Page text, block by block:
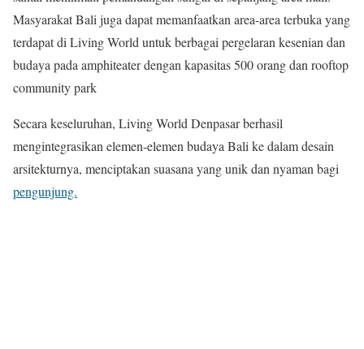
Masyarakat Bali juga dapat memanfaatkan area-area terbuka yang
terdapat di Living World untuk berbagai pergelaran kesenian dan
budaya pada amphiteater dengan kapasitas 500 orang dan rooftop
community park
Secara keseluruhan, Living World Denpasar berhasil
mengintegrasikan elemen-elemen budaya Bali ke dalam desain
arsitekturnya, menciptakan suasana yang unik dan nyaman bagi
pengunjung.